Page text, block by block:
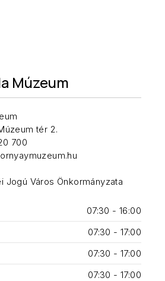
Múzeum
tér 2.
700
Jogú Város Önkormányzata
07:30 - 16:00
07:30 - 17:00
07:30 - 17:00
07:30 - 17:00